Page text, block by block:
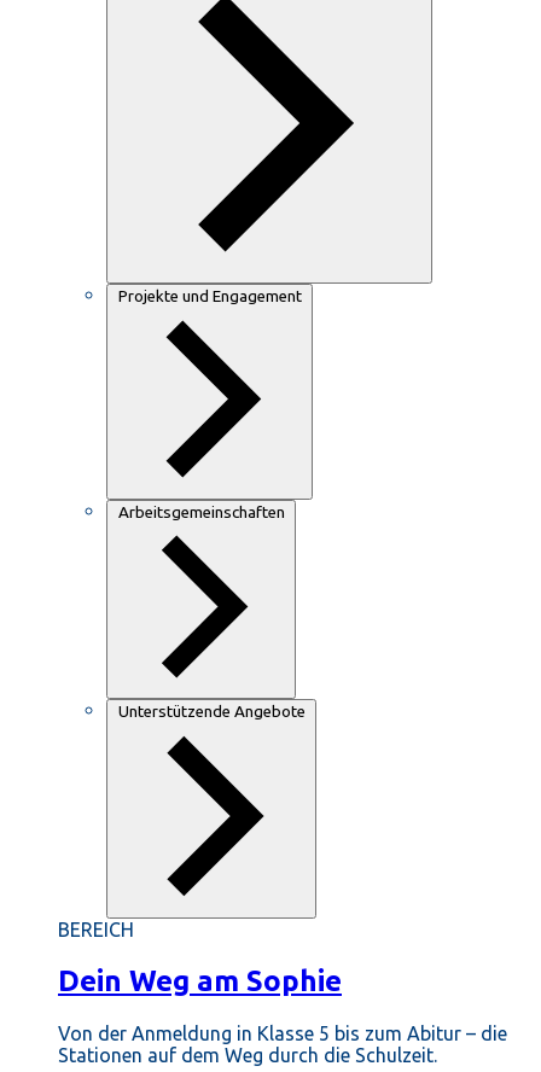
Projekte und Engagement
Arbeitsgemeinschaften
Unterstützende Angebote
BEREICH
Dein Weg am Sophie
Von der Anmeldung in Klasse 5 bis zum Abitur – die
Stationen auf dem Weg durch die Schulzeit.